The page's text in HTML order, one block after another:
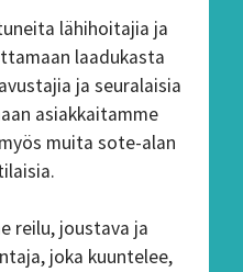
lähihoitajia ja
laadukasta
ja seuralaisia
asiakkaitamme
muita sote-alan
reilu, joustava ja
joka kuuntelee,